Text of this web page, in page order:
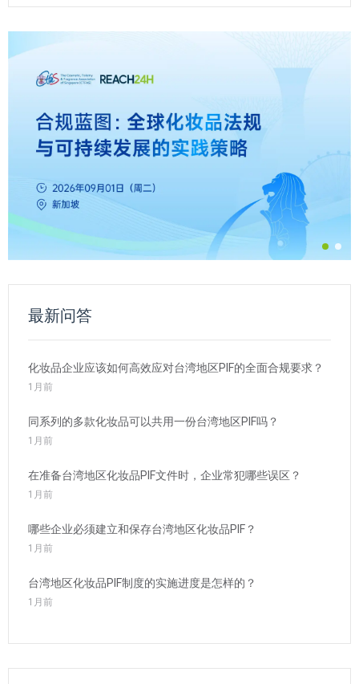
最新问答
化妆品企业应该如何高效应对台湾地区PIF的全面合规要求？
1月前
同系列的多款化妆品可以共用一份台湾地区PIF吗？
1月前
在准备台湾地区化妆品PIF文件时，企业常犯哪些误区？
1月前
哪些企业必须建立和保存台湾地区化妆品PIF？
1月前
台湾地区化妆品PIF制度的实施进度是怎样的？
1月前